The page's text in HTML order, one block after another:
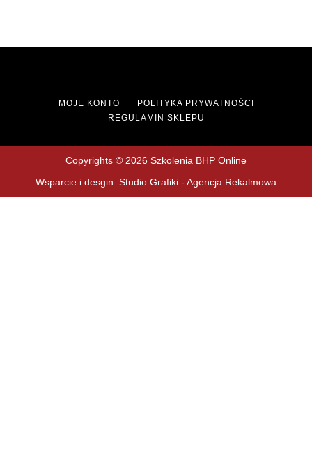
MOJE KONTO
POLITYKA PRYWATNOŚCI
REGULAMIN SKLEPU
Copyrights © 2026 Szkolenia BHP Online
Wsparcie i desgin: Studio Grafiki - Agencja Rekalmowa